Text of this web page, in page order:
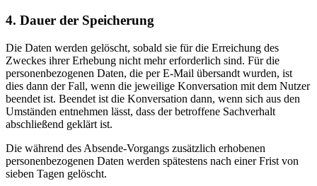
4. Dauer der Speicherung
Die Daten werden gelöscht, sobald sie für die Erreichung des
Zweckes ihrer Erhebung nicht mehr erforderlich sind. Für die
personenbezogenen Daten, die per E-Mail übersandt wurden, ist
dies dann der Fall, wenn die jeweilige Konversation mit dem Nutzer
beendet ist. Beendet ist die Konversation dann, wenn sich aus den
Umständen entnehmen lässt, dass der betroffene Sachverhalt
abschließend geklärt ist.
Die während des Absende-Vorgangs zusätzlich erhobenen
personenbezogenen Daten werden spätestens nach einer Frist von
sieben Tagen gelöscht.